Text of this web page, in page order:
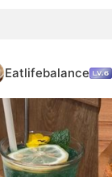
Eatlifebalance